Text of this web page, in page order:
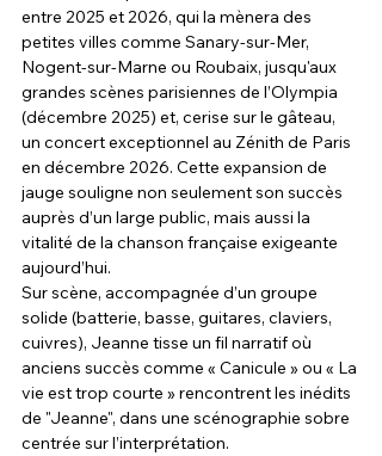
entre 2025 et 2026, qui la mènera des
petites villes comme Sanary-sur-Mer,
Nogent-sur-Marne ou Roubaix, jusqu'aux
grandes scènes parisiennes de l’Olympia
(décembre 2025) et, cerise sur le gâteau,
un concert exceptionnel au Zénith de Paris
en décembre 2026. Cette expansion de
jauge souligne non seulement son succès
auprès d’un large public, mais aussi la
vitalité de la chanson française exigeante
aujourd’hui.
Sur scène, accompagnée d’un groupe
solide (batterie, basse, guitares, claviers,
cuivres), Jeanne tisse un fil narratif où
anciens succès comme « Canicule » ou « La
vie est trop courte » rencontrent les inédits
de "Jeanne", dans une scénographie sobre
centrée sur l’interprétation.